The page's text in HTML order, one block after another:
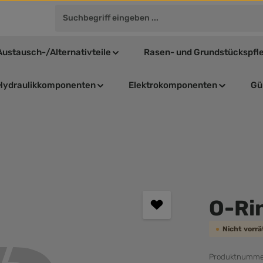
Alternativteile Rasen- und
Elektrokomponenten
O-
Nicht